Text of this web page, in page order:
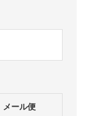
メール便